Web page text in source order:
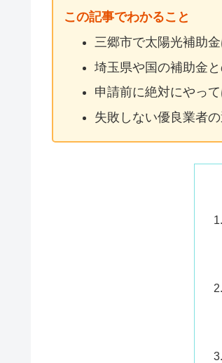
この記事でわかること
三郷市で太陽光補助
埼玉県や国の補助金
申請前に絶対にやっ
失敗しない優良業者